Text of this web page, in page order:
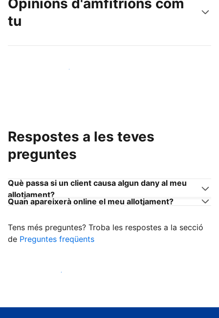
Opinions d'amfitrions com
tu
Uneix-te a amfitrions com tu
Respostes a les teves
preguntes
Què passa si un client causa algun dany al meu
allotjament?
Quan apareixerà online el meu allotjament?
Tens més preguntes? Troba les respostes a la secció
de Preguntes freqüents
Comença a rebre clients